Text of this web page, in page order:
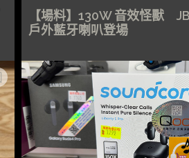
【場料】130W 音效怪獸
戶外藍牙喇叭登場